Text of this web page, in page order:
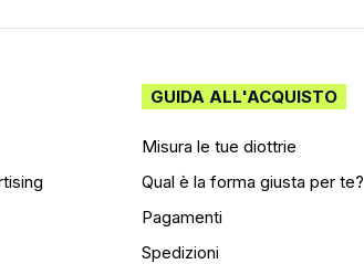
GUIDA ALL'ACQUISTO
Misura le tue diottrie
Qual è la forma giusta per te?
Pagamenti
Spedizioni